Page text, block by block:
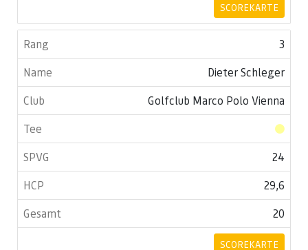
SCOREKARTE
3
Dieter Schleger
Golfclub Marco Polo Vienna
24
29,6
20
SCOREKARTE